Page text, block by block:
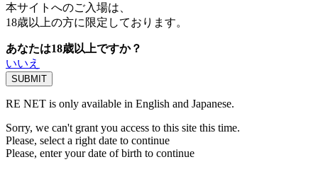
本サイトへのご入場は、
18歳以上の方に限定しております。
あなたは18歳以上ですか？
いいえ
RE NET is only available in English and Japanese.
Sorry, we can't grant you access to this site this time.
Please, select a right date to continue
Please, enter your date of birth to continue